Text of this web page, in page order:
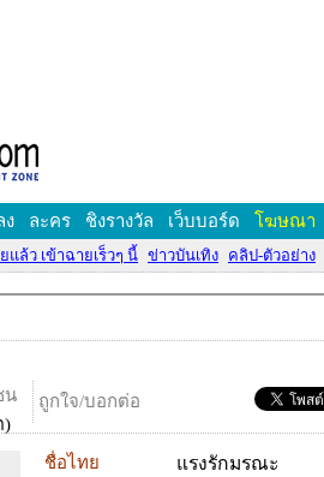
ง ละคร ชิงรางวัล เว็บบอร์ด โฆษณา
แล้ว เข้าฉายเร็วๆ นี้ ข่าวบันเทิง คลิป-ตัวอย่าง
น
)
ถูกใจ/บอกต่อ
ชื่อไทย แรงรักมรณะ